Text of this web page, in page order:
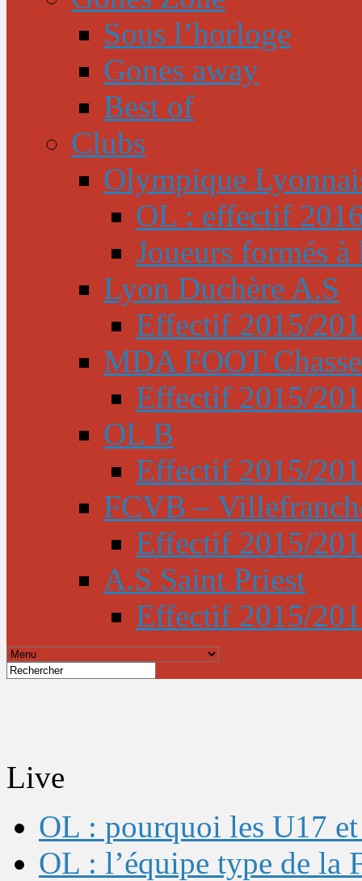
Sous l’horloge
Gones away
Best of
Clubs
Olympique
OL : effectif
Joueurs formés
Lyon Duchère A.S
Effectif 2015/
MDA FOOT
Effectif 2015/
OL B
Effectif 2015/
FCVB –
Effectif 2015/
A.S Saint Priest
Effectif 2015/
Live
OL : pourquoi les U17
OL : l’équipe type de la